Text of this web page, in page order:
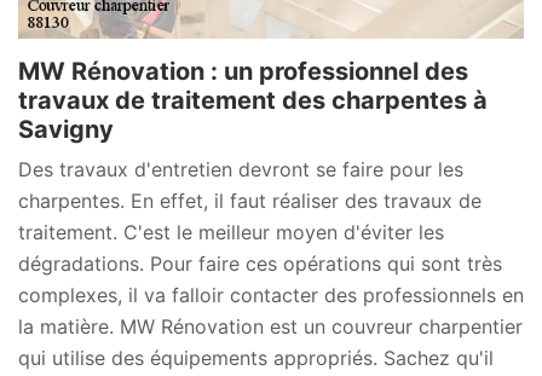
MW Rénovation : un professionnel des
travaux de traitement des charpentes à
Savigny
Des travaux d'entretien devront se faire pour les
charpentes. En effet, il faut réaliser des travaux de
traitement. C'est le meilleur moyen d'éviter les
dégradations. Pour faire ces opérations qui sont très
complexes, il va falloir contacter des professionnels en
la matière. MW Rénovation est un couvreur charpentier
qui utilise des équipements appropriés. Sachez qu'il